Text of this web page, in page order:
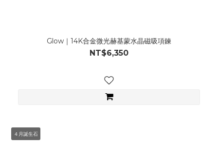
Glow｜14K合金微光赫基蒙水晶磁吸項鍊
NT$6,350
４月誕生石